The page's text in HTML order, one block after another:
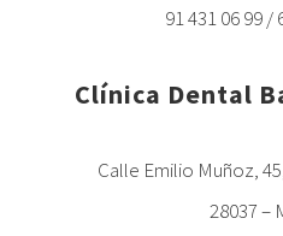
91 431 06 99 /
Clínica Dental
Calle Emilio Muñoz,
28037 –